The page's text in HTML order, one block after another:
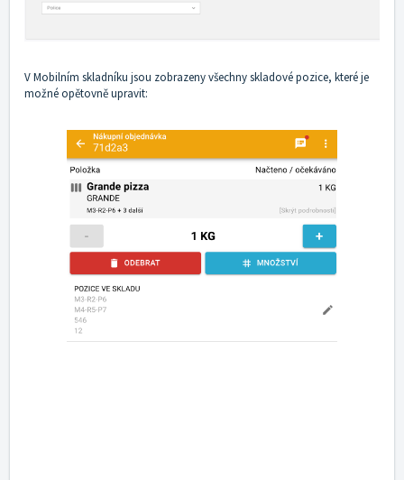
V Mobilním skladníku jsou zobrazeny všechny skladové pozice, které je
možné opětovně upravit: